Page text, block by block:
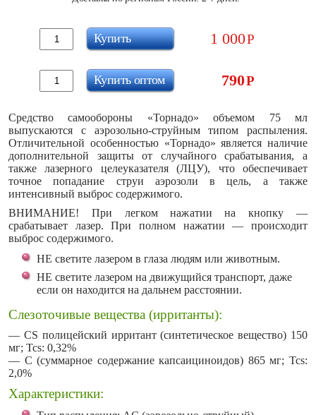
1 000Р
Купить
790Р
Купить оптом
Средство самообороны «Торнадо» объемом 75 мл
выпускаются с аэрозольно-струйным типом распыления.
Отличительной особенностью «Торнадо» является наличие
дополнительной защиты от случайного срабатывания, а
такжелазерного целеуказателя (ЛЦУ), что обеспечивает
точное попадание струи аэрозоли в цель, а также
интенсивный выброс содержимого.
ВНИМАНИЕ! При легком нажатии на кнопку —
срабатывает лазер. При полном нажатии — происходит
выброс содержимого.
НЕ светите лазером в глаза людям или животным.
НЕ светите лазером на движущийся транспорт, даже
если он находится на дальнем расстоянии.
Слезоточивые вещества (ирританты):
— CS полицейский ирритант (синтетическое вещество) 150
мг; Tcs: 0,32%
— C (суммарное содержание капсаициноидов) 865 мг; Tcs:
2,0%
Характеристики: